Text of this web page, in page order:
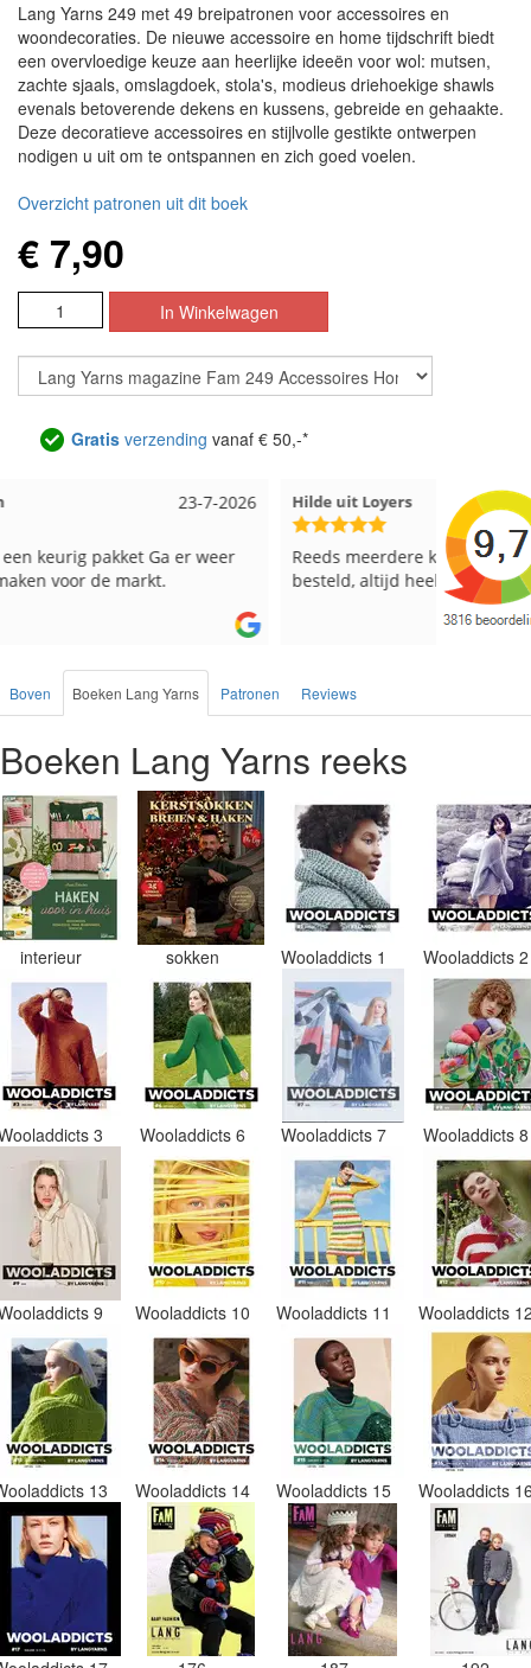
Lang Yarns 249 met 49 breipatronen voor accessoires en
woondecoraties. De nieuwe accessoire en home tijdschrift biedt
een overvloedige keuze aan heerlijke ideeën voor wol: mutsen,
zachte sjaals, omslagdoek, stola's, modieus driehoekige shawls
evenals betoverende dekens en kussens, gebreide en gehaakte.
Deze decoratieve accessoires en stijlvolle gestikte ontwerpen
nodigen u uit om te ontspannen en zich goed voelen.
Overzicht patronen uit dit boek
€ 7,90
Gratis verzending vanaf € 50,-*
17-7-2026
Reeds meerdere keren breigaren en breinaalden
besteld, altijd heel tevreden over de service.
Loes uit
Snelle
Boven Boeken Lang Yarns Patronen Reviews
Boeken Lang Yarns reeks
interieur sokken Wooladdicts 1 Wooladdicts
3 Wooladdicts 6 Wooladdicts 7 Wooladdicts
9 Wooladdicts 10 Wooladdicts 11 Wooladdicts
13 Wooladdicts 14 Wooladdicts 15 Wooladdicts